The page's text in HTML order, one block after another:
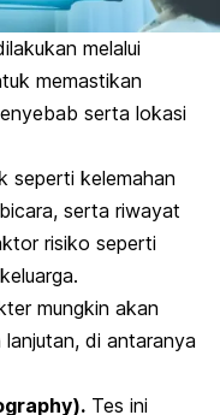
melalui
memastikan
serta lokasi
seperti kelemahan
serta riwayat
risiko seperti
mungkin akan
di antaranya
). Tes ini